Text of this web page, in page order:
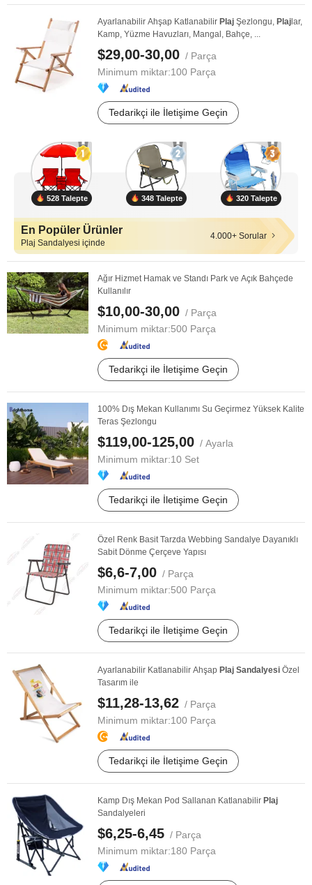
Ayarlanabilir Ahşap Katlanabilir Plaj Şezlongu, Plaj lar,
Kamp, Yüzme Havuzları, Mangal, Bahçe, ...
$29,00-30,00 / Parça
Minimum miktar:100 Parça
Tedarikçi ile İletişime Geçin
528 Talepte 348 Talepte 320 Talepte
En Popüler Ürünler
Plaj Sandalyesi içinde
4.000+ Sorular
Ağır Hizmet Hamak ve Standı Park ve Açık Bahçede
Kullanılır
$10,00-30,00 / Parça
Minimum miktar:500 Parça
Tedarikçi ile İletişime Geçin
100% Dış Mekan Kullanımı Su Geçirmez Yüksek Kalite
Teras Şezlongu
$119,00-125,00 / Ayarla
Minimum miktar:10 Set
Tedarikçi ile İletişime Geçin
Özel Renk Basit Tarzda Webbing Sandalye Dayanıklı
Sabit Dönme Çerçeve Yapısı
$6,6-7,00 / Parça
Minimum miktar:500 Parça
Tedarikçi ile İletişime Geçin
Ayarlanabilir Katlanabilir Ahşap Plaj Sandalyesi Özel
Tasarım ile
$11,28-13,62 / Parça
Minimum miktar:100 Parça
Tedarikçi ile İletişime Geçin
Kamp Dış Mekan Pod Sallanan Katlanabilir Plaj
Sandalyeleri
$6,25-6,45 / Parça
Minimum miktar:180 Parça